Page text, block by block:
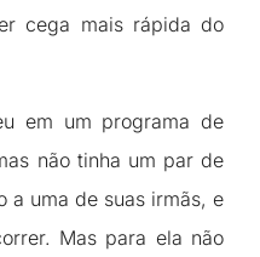
cega mais rápida do
em um programa de
não tinha um par de
a uma de suas irmãs, e
Mas para ela não